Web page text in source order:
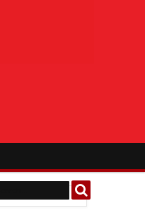
Goleada histórica de la Reserva